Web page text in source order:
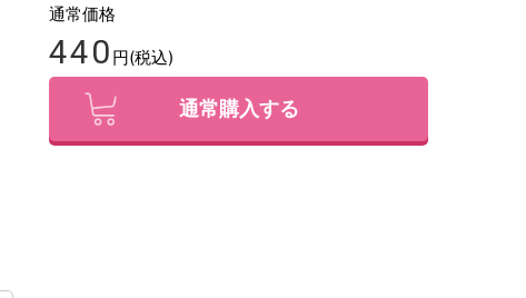
通常価格
440 円(税込)
通常購入する